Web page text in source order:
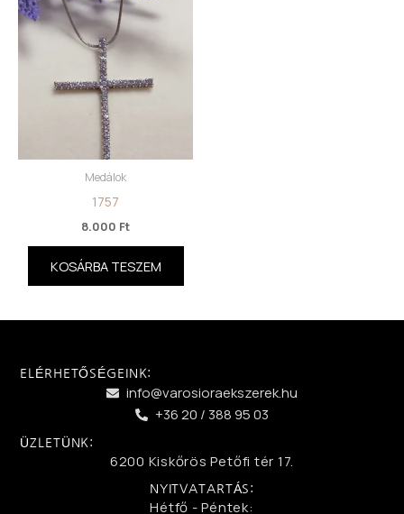
Medálok
1757
8.000 Ft
KOSÁRBA TESZEM
ELÉRHETŐSÉGEINK:
info@varosioraekszerek.hu
+36 20 / 388 95 03
ÜZLETÜNK:
6200 Kiskőrös Petőfi tér 17.
NYITVATARTÁS:
Hétfő - Péntek: